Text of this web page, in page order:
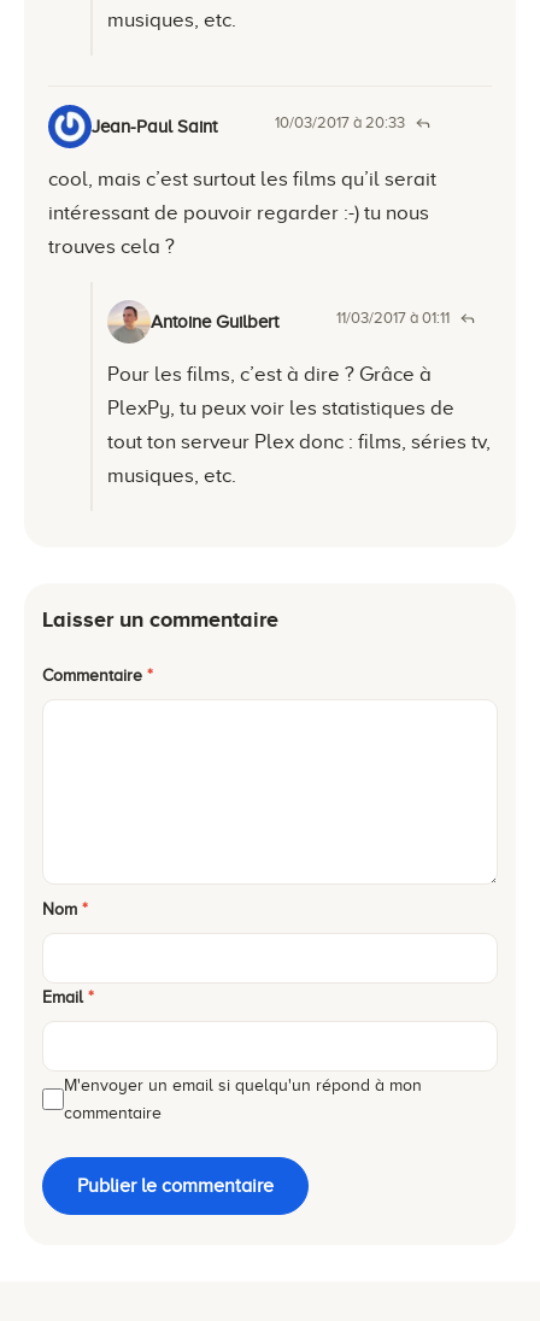
musiques, etc.
Jean-Paul Saint 10/03/2017 à 20:33
cool, mais c’est surtout les films qu’il serait
intéressant de pouvoir regarder :-) tu nous
trouves cela ?
Antoine Guilbert 11/03/2017 à 01:11
Pour les films, c’est à dire ? Grâce à
PlexPy, tu peux voir les statistiques de
tout ton serveur Plex donc : films, séries tv,
musiques, etc.
Laisser un commentaire
Commentaire *
Nom *
Email *
M'envoyer un email si quelqu'un répond à mon
commentaire
Publier le commentaire